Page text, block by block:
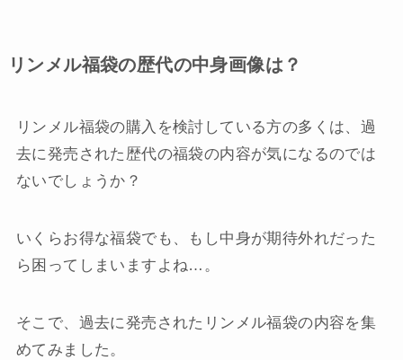
リンメル福袋の歴代の中身画像は？
リンメル福袋の購入を検討している方の多くは、過
去に発売された歴代の福袋の内容が気になるのでは
ないでしょうか？
いくらお得な福袋でも、もし中身が期待外れだった
ら困ってしまいますよね…。
そこで、過去に発売されたリンメル福袋の内容を集
めてみました。